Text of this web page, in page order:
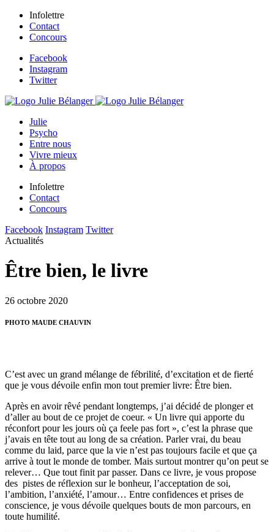
Infolettre
Contact
Concours
Facebook
Instagram
Twitter
Julie
Psycho
Entre nous
Vivre mieux
À propos
Infolettre
Contact
Concours
Facebook Instagram Twitter
Actualités
Être bien, le livre
26 octobre 2020
PHOTO MAUDE CHAUVIN
C’est avec un grand mélange de fébrilité, d’excitation et de fierté
que je vous dévoile enfin mon tout premier livre: Être bien.
Après en avoir rêvé pendant longtemps, j’ai décidé de plonger et
d’aller au bout de ce projet de coeur. « Un livre qui apporte du
réconfort pour les jours où ça feele pas fort », c’est la phrase que
j’avais en tête tout au long de sa création. Parler vrai, du beau
comme du laid, parce que la vie n’est pas toujours facile et que ça
arrive à tout le monde de tomber. Mais surtout montrer qu’on peut se
relever… Que tout finit par passer. Dans ce livre, je vous propose
des pistes de réflexion sur le bonheur, l’acceptation de soi,
l’ambition, l’anxiété, l’amour… Entre confidences et prises de
conscience, je vous dévoile quelques bouts de mon parcours, en
toute humilité.